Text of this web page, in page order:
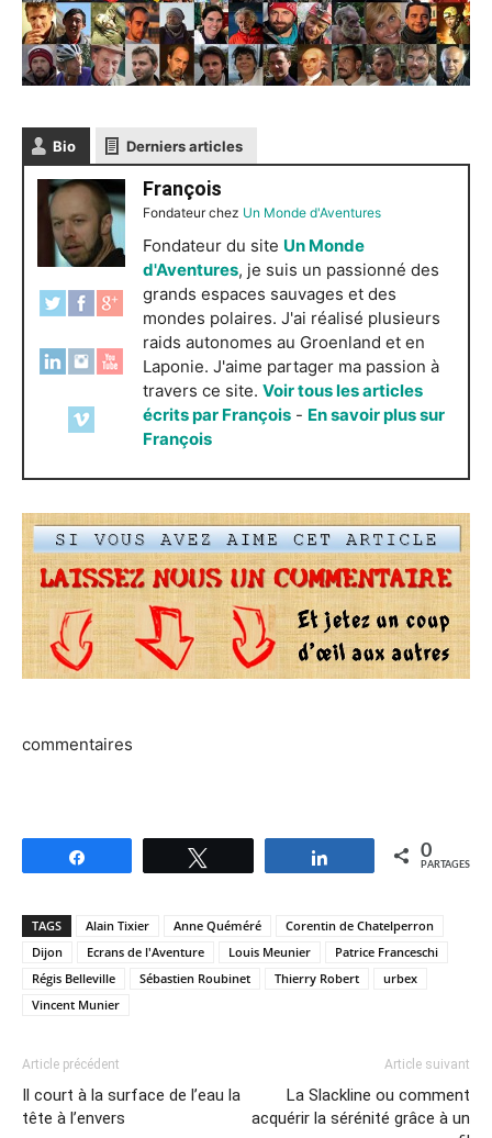
Bio Derniers articles
François
Fondateurchez Un Monde d'Aventures
Fondateur du site Un Monde
d'Aventures, je suis un passionné des
grands espaces sauvages et des
mondes polaires. J'ai réalisé plusieurs
raids autonomes au Groenland et en
Laponie. J'aime partager ma passion à
travers ce site. Voir tous les articles
écrits par François - En savoir plus sur
François
commentaires
Partagez 0
PARTAGES
TAGS Alain Tixier Anne Quéméré
Corentin de Chatelperron
Dijon
Ecrans de l'Aventure Louis Meunier
Patrice Franceschi
Régis Belleville
Sébastien Roubinet Thierry Robert
urbex
Vincent Munier
Article précédent
Il court à la surface de l’eau la
tête à l’envers
Article suivant
La Slackline ou comment
acquérir la sérénité grâce à un